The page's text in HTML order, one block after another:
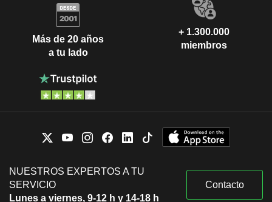
Más de 20 años
a tu lado
+ 1.300.000
miembros
NUESTROS EXPERTOS A TU
SERVICIO
Lunes a viernes, 9-12 h y 14-18 h
Contacto